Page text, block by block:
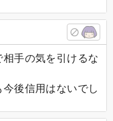
手の気を引けるな
後信用はないでし